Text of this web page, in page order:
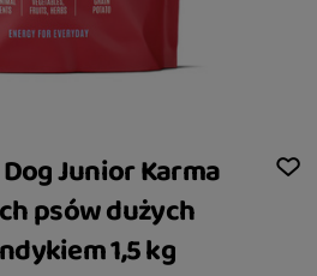
Junior Karma
psów dużych
1,5 kg